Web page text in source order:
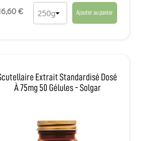
€ Ajouter au panier
Extrait Standardisé Dosé
À 75mg 50 Gélules - Solgar